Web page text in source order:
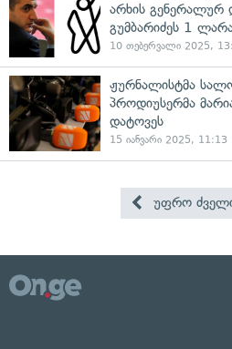
არხის გენერალურ
გუმბარიძეს 1
10 თებერვალი 2025,
ჟურნალისტმა
პროდიუსერმა
დატოვეს
15 იანვარი 2025, 11:13
უფრო